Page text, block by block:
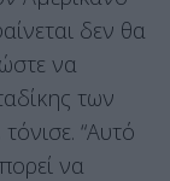
δεν θα
να
των
“Αυτό
να